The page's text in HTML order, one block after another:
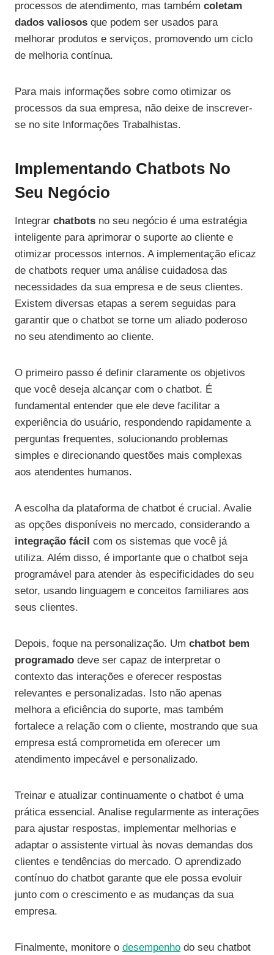
processos de atendimento, mas também coletam
dados valiosos que podem ser usados para
melhorar produtos e serviços, promovendo um ciclo
de melhoria contínua.
Para mais informações sobre como otimizar os
processos da sua empresa, não deixe de inscrever-
se no site Informações Trabalhistas.
Implementando Chatbots No
Seu Negócio
Integrar chatbots no seu negócio é uma estratégia
inteligente para aprimorar o suporte ao cliente e
otimizar processos internos. A implementação eficaz
de chatbots requer uma análise cuidadosa das
necessidades da sua empresa e de seus clientes.
Existem diversas etapas a serem seguidas para
garantir que o chatbot se torne um aliado poderoso
no seu atendimento ao cliente.
O primeiro passo é definir claramente os objetivos
que você deseja alcançar com o chatbot. É
fundamental entender que ele deve facilitar a
experiência do usuário, respondendo rapidamente a
perguntas frequentes, solucionando problemas
simples e direcionando questões mais complexas
aos atendentes humanos.
A escolha da plataforma de chatbot é crucial. Avalie
as opções disponíveis no mercado, considerando a
integração fácil com os sistemas que você já
utiliza. Além disso, é importante que o chatbot seja
programável para atender às especificidades do seu
setor, usando linguagem e conceitos familiares aos
seus clientes.
Depois, foque na personalização. Um chatbot bem
programado deve ser capaz de interpretar o
contexto das interações e oferecer respostas
relevantes e personalizadas. Isto não apenas
melhora a eficiência do suporte, mas também
fortalece a relação com o cliente, mostrando que sua
empresa está comprometida em oferecer um
atendimento impecável e personalizado.
Treinar e atualizar continuamente o chatbot é uma
prática essencial. Analise regularmente as interações
para ajustar respostas, implementar melhorias e
adaptar o assistente virtual às novas demandas dos
clientes e tendências do mercado. O aprendizado
contínuo do chatbot garante que ele possa evoluir
junto com o crescimento e as mudanças da sua
empresa.
Finalmente, monitore o desempenho do seu chatbot